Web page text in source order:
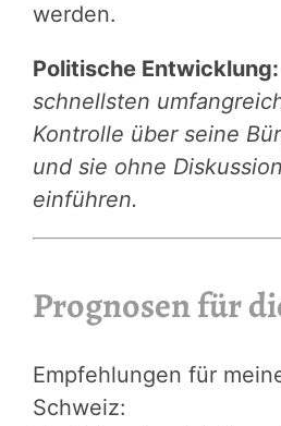
werden.
Politische Entwicklung:
schnellsten
Kontrolle über seine
und sie ohne
einführen.
Prognosen für
Empfehlungen für
Schweiz: